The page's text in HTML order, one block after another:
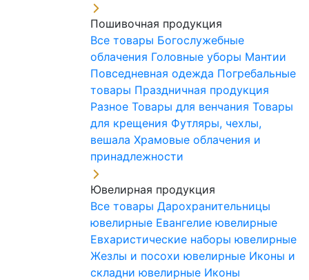
Пошивочная продукция
Все товары Богослужебные
облачения Головные уборы Мантии
Повседневная одежда Погребальные
товары Праздничная продукция
Разное Товары для венчания Товары
для крещения Футляры, чехлы,
вешала Храмовые облачения и
принадлежности
Ювелирная продукция
Все товары Дарохранительницы
ювелирные Евангелие ювелирные
Евхаристические наборы ювелирные
Жезлы и посохи ювелирные Иконы и
складни ювелирные Иконы